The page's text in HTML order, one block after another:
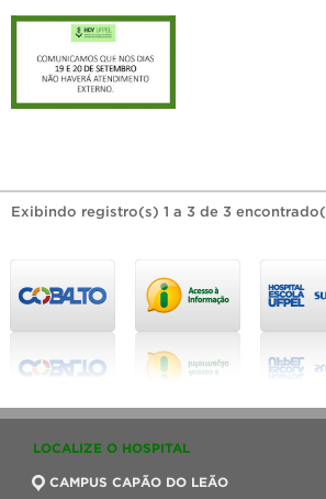
Exibindo registro(s) 1 a 3 de 3
LOCALIZE O HOSPITAL
CAMPUS CAPÃO DO LEÃO